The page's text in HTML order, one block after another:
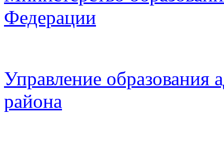
Федерации
Управление образования
района